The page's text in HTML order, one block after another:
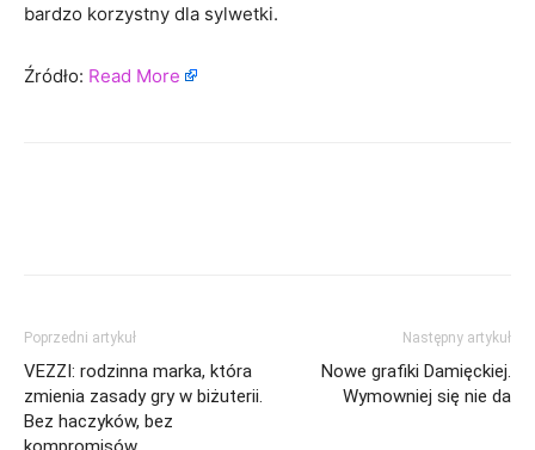
bardzo korzystny dla sylwetki.
Źródło: Read More
Poprzedni artykuł
VEZZI: rodzinna marka, która
zmienia zasady gry w biżuterii.
Bez haczyków, bez
Następny artykuł
Nowe grafiki Damięckiej.
Wymowniej się nie da